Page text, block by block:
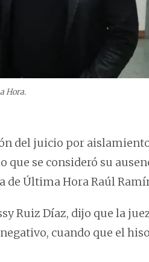
Hora.
del juicio por
que se consideró su
Última Hora Raúl
Ruiz Díaz, dijo que la
cuando que el